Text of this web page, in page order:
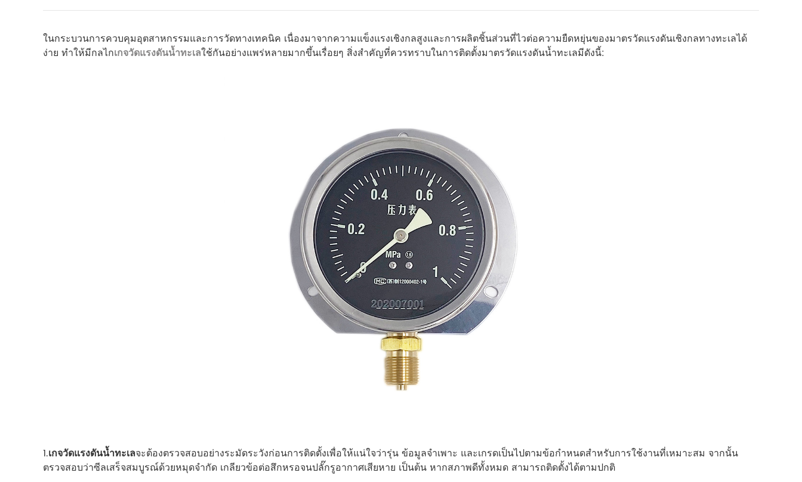
ในกระบวนการควบคุมอุตสาหกรรมและการวัดทางเทคนิค เนื่องมาจากความแข็งแรงเชิงกลสูงและการผลิตชิ้นส่วนที่ไวต่อความยืดหยุ่นของมาตรวัดแรงดันเชิงกลทางทะเลได้
ง่าย ทำให้มีกลไกเกจวัดแรงดันน้ำทะเลใช้กันอย่างแพร่หลายมากขึ้นเรื่อยๆ สิ่งสำคัญที่ควรทราบในการติดตั้งมาตรวัดแรงดันน้ำทะเลมีดังนี้:
1.เกจวัดแรงดันน้ำทะเลจะต้องตรวจสอบอย่างระมัดระวังก่อนการติดตั้งเพื่อให้แน่ใจว่ารุ่น ข้อมูลจำเพาะ และเกรดเป็นไปตามข้อกำหนดสำหรับการใช้งานที่เหมาะสม จากนั้น
ตรวจสอบว่าซีลเสร็จสมบูรณ์ด้วยหมุดจำกัด เกลียวข้อต่อสึกหรอจนปลั๊กรูอากาศเสียหาย เป็นต้น หากสภาพดีทั้งหมด สามารถติดตั้งได้ตามปกติ